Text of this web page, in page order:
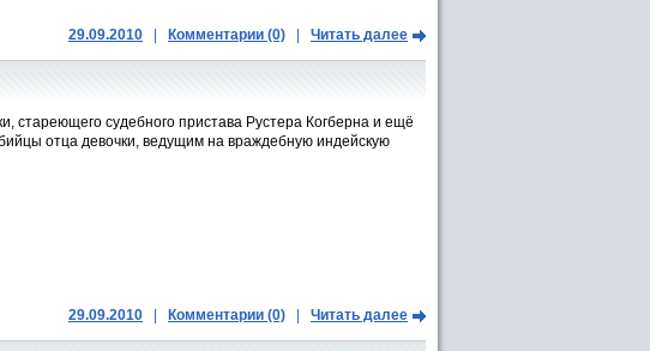
29.09.2010 Комментарии (0) Читать далее
стареющего судебного пристава Рустера Когберна и ещё
отца девочки, ведущим на враждебную индейскую
29.09.2010 Комментарии (0) Читать далее